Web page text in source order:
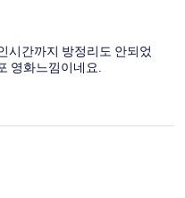
시간까지 방정리도 안되었
영화느낌이네요.